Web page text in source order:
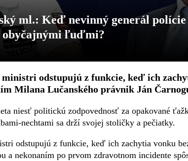
ml.: Keď nevinný generál polície
obyčajnými ľuďmi?
odstupujú z funkcie, keď ich
Milana Lučanského právnik Ján
niesť politickú zodpovednosť za opakované
nechtami sa drží svojej stoličky a pečiatky.
odstupujú z funkcie, keď ich zachytia vonku
a nekonaním po prvom zdravotnom incidente